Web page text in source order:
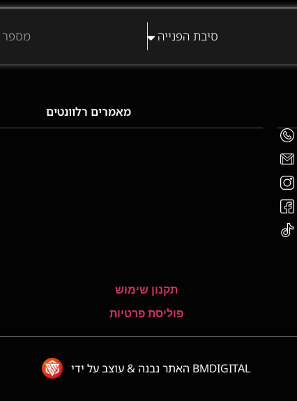
מאמרים רלוונטים
תקנון שימוש
פוליסת פרטיות
האתר נבנה & עוצב על ידי BMDIGITAL